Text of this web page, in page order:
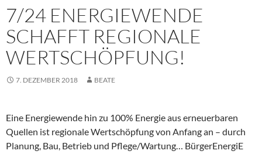
7/24 ENERGIEWENDE
SCHAFFT REGIONALE
WERTSCHÖPFUNG!
7. DEZEMBER 2018 BEATE
Eine Energiewende hin zu 100% Energie aus erneuerbaren
Quellen ist regionale Wertschöpfung von Anfang an – durch
Planung, Bau, Betrieb und Pflege/Wartung… BürgerEnergiE